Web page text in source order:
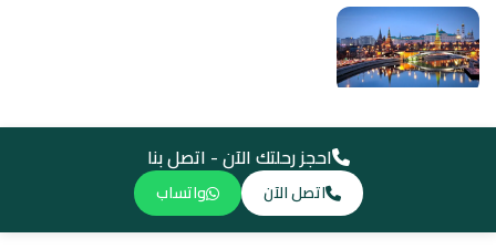
احجز رحلتك الآن - اتصل بنا
اتصل الآن واتساب